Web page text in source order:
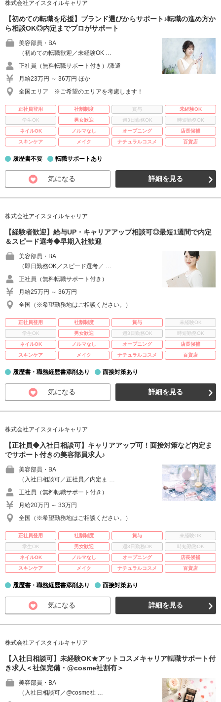
株式会社アイスタイルキャリア
【初めての転職を応援】ブランド選びからサポート♪転職の進め方か
ら相談OK◎内定までプロがサポート
美容部員・BA
（初めての転職歓迎／未経験OK …
正社員（無料転職サポート付き）/派遣
月給23万円 ～ 36万円 ほか
全国エリア ※ご希望のエリアを考慮します！
正社員登用 社割制度 賞与
未経験OK
学生OK
男女歓迎 週3日勤務OK
時短勤務OK
ネイルOK
ノルマなし オープニング
店長候補
スキンケア
メイク ナチュラルコスメ 百貨店
履歴書不要 転職サポートあり
気になる 詳細を見る
株式会社アイスタイルキャリア
【経験者歓迎】給与UP・キャリアアップ相談可◎最短1週間で内定
＆スピード選考◆早期入社歓迎
美容部員・BA
（即日勤務OK／スピード選考／ …
正社員（無料転職サポート付き）
月給25万円 ～ 36万円
全国（※希望勤務地はご相談ください。）
正社員登用 社割制度 賞与
未経験OK
学生OK
男女歓迎 週3日勤務OK
時短勤務OK
ネイルOK
ノルマなし オープニング
店長候補
スキンケア
メイク ナチュラルコスメ 百貨店
履歴書・職務経歴書添削あり 面接対策あり
気になる 詳細を見る
株式会社アイスタイルキャリア
【正社員◆入社日相談可】キャリアアップ可！面接対策など内定ま
でサポート付きの美容部員求人♪
美容部員・BA
（入社日相談可／正社員／内定ま …
正社員（無料転職サポート付き）
月給20万円 ～ 33万円
全国（※希望勤務地はご相談ください。）
正社員登用 社割制度 賞与
未経験OK
学生OK
男女歓迎 週3日勤務OK
時短勤務OK
ネイルOK
ノルマなし オープニング
店長候補
スキンケア
メイク ナチュラルコスメ 百貨店
履歴書・職務経歴書添削あり 面接対策あり
気になる 詳細を見る
株式会社アイスタイルキャリア
【入社日相談可】未経験OK★アットコスメキャリア転職サポート付
き求人＜社保完備・@cosme社割有＞
美容部員・BA
（入社日相談可／@cosme社 …